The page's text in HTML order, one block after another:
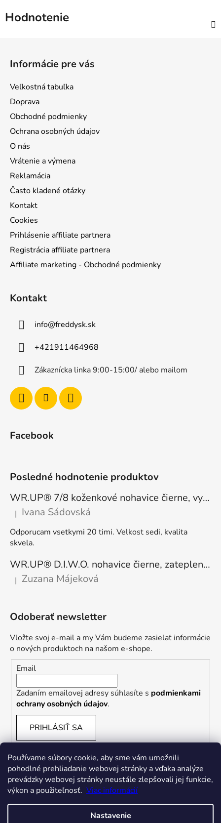
Používame súbory cookie, aby sme vám umožnili
pohodlné prehliadanie webovej stránky a vďaka analýze
prevádzky webovej stránky neustále zlepšovali jej funkcie,
výkon a použiteľnosť. Viac informácií
Nastavenie
Hodnotenie
Informácie pre vás
Veľkostná tabuľka
Doprava
Obchodné podmienky
Ochrana osobných údajov
O nás
Vrátenie a výmena
Reklamácia
Často kladené otázky
Kontakt
Cookies
Prihlásenie affiliate partnera
Registrácia affiliate partnera
Affiliate marketing - Obchodné podmienky
Kontakt
info@freddysk.sk
+421911464968
Zákaznícka linka 9:00-15:00/ alebo mailom
Facebook
Posledné hodnotenie produktov
WR.UP® 7/8 koženkové nohavice čierne, vysoký pás RE(MOVE) WRUP4HC006PREC, N
Hodnotenie produktu je 5 z 5 hviezdičiek.
| Ivana Sádovská
Odporucam vsetkymi 20 timi. Velkost sedi, kvalita
skvela.
WR.UP® D.I.W.O. nohavice čierne, zateplené, regular pás, WRUP1RF444, N
Hodnotenie produktu je 5 z 5 hviezdičiek.
| Zuzana Májeková
Odoberať newsletter
Vložte svoj e-mail a my Vám budeme zasielať informácie
o nových produktoch na našom e-shope.
Email
Zadaním emailovej adresy súhlasíte s podmienkami
ochrany osobných údajov.
PRIHLÁSIŤ SA